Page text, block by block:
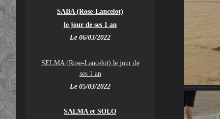
SABA (Rose-Lancelot)
le jour de ses 1 an
Le 06/03/2022
SELMA (Rose-Lancelot) le jour de
ses 1 an
Le 05/03/2022
SALMA et SOLO